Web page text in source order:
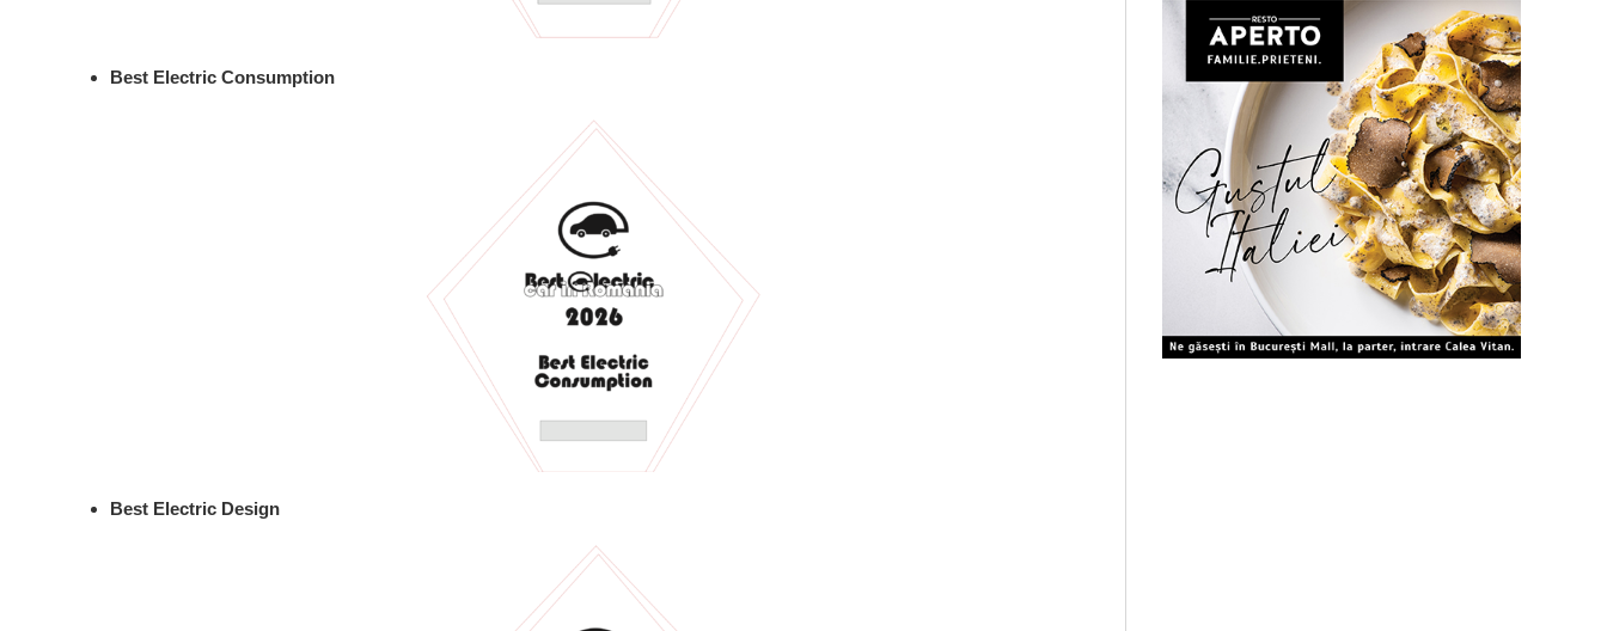
Best Electric Consumption
Best Electric Design